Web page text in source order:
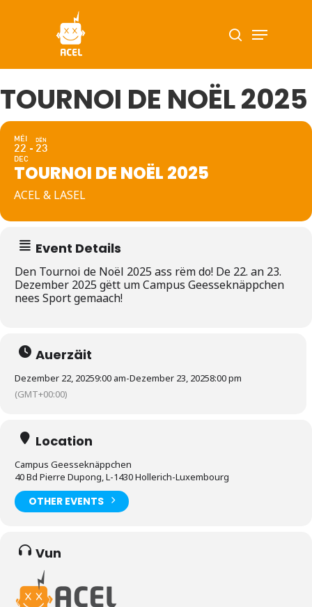
search
TOURNOI DE NOËL 2025
MÉI
22
DEC
DËN
23
TOURNOI DE NOËL 2025
ACEL & LASEL
Event Details
Den Tournoi de Noël 2025 ass rëm do! De 22. an 23.
Dezember 2025 gëtt um Campus Geesseknäppchen
nees Sport gemaach!
Auerzäit
Dezember 22, 20259:00 am-Dezember 23, 20258:00 pm
(GMT+00:00)
Location
Campus Geesseknäppchen
40 Bd Pierre Dupong, L-1430 Hollerich-Luxembourg
OTHER EVENTS
Vun